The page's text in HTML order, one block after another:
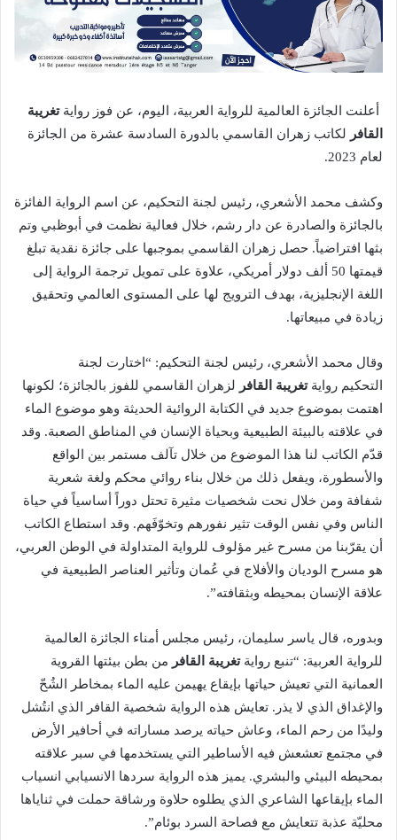
أعلنت الجائزة العالمية للرواية العربية، اليوم، عن فوز روايةتغريبة
القافر لكاتب زهران القاسمي بالدورة السادسة عشرة من الجائزة
لعام 2023.
وكشف محمد الأشعري، رئيس لجنة التحكيم، عن اسم الرواية الفائزة
بالجائزة والصادرة عن دار رشم، خلال فعالية نظمت في أبوظبي وتم
بثها افتراضياً. حصل زهران القاسمي بموجبها على جائزة نقدية تبلغ
قيمتها 50 ألف دولار أمريكي، علاوة على تمويل ترجمة الرواية إلى
اللغة الإنجليزية، بهدف الترويج لها على المستوى العالمي وتحقيق
زيادة في مبيعاتها.
وقال محمد الأشعري، رئيس لجنة التحكيم: “اختارت لجنة
التحكيم روايةتغريبة القافر لزهران القاسمي للفوز بالجائزة؛ لكونها
اهتمت بموضوع جديد في الكتابة الروائية الحديثة وهو موضوع الماء
في علاقته بالبيئة الطبيعية وبحياة الإنسان في المناطق الصعبة. وقد
قدّم الكاتب لنا هذا الموضوع من خلال تآلف مستمر بين الواقع
والأسطورة، ويفعل ذلك من خلال بناء روائي محكم ولغة شعرية
شفافة ومن خلال نحت شخصيات مثيرة تحتل دوراً أساسياً في حياة
الناس وفي نفس الوقت تثير نفورهم وتخوّفَهم. وقد استطاع الكاتب
أن يقرّبنا من مسرح غير مؤلوف للرواية المتداولة في الوطن العربي،
هو مسرح الوديان والأفلاج في عُمان وتأثير العناصر الطبيعية في
علاقة الإنسان بمحيطه وبثقافته”.
وبدوره، قال ياسر سليمان، رئيس مجلس أمناء الجائزة العالمية
للرواية العربية: “تنبع روايةتغريبة القافر من بطن بيئتها القروية
العمانية التي تعيش حياتها بإيقاع يهيمن عليه الماء بمخاطر الشُحّ
والإغداق الذي لا يذر. تعايش هذه الرواية شخصية القافر الذي انتُشل
وليدًا من رحم الماء، وعاش حياته يرصد مساراته في أحافير الأرض
في مجتمع تعشعش فيه الأساطير التي يستخدمها في سبر علاقته
بمحيطه البيئي والبشري. يميز هذه الرواية سردها الانسيابي انسياب
الماء بإيقاعها الشاعري الذي يطلوه حلاوة ورشاقة حملت في ثناياها
محليّة عذبة تتعايش مع فصاحة السرد بوئام”.